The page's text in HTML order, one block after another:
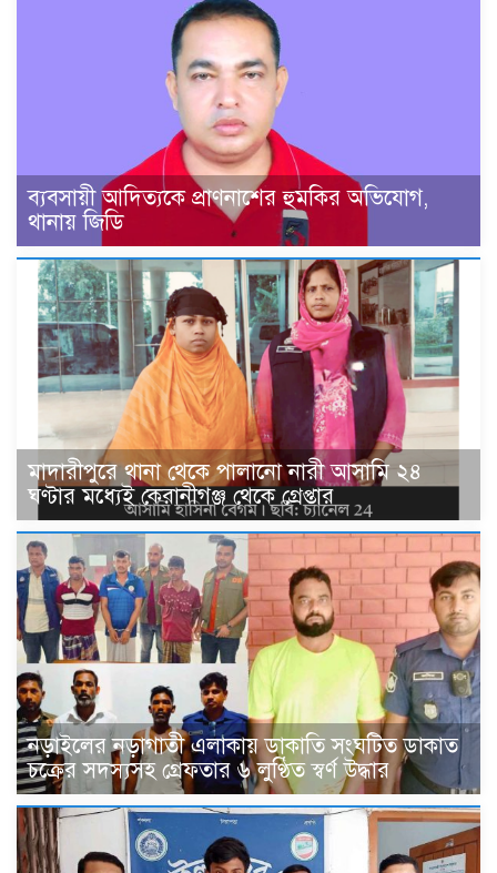
ব্যবসায়ী আদিত্যকে প্রাণনাশের হুমকির অভিযোগ,
থানায় জিডি
মাদারীপুরে থানা থেকে পালানো নারী আসামি ২৪
ঘণ্টার মধ্যেই কেরানীগঞ্জ থেকে গ্রেপ্তার
নড়াইলের নড়াগাতী এলাকায় ডাকাতি সংঘটিত ডাকাত
চক্রের সদস্যসহ গ্রেফতার ৬ লুণ্ঠিত স্বর্ণ উদ্ধার